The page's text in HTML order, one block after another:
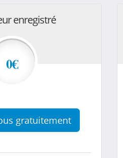
enregistré
0€
gratuitement